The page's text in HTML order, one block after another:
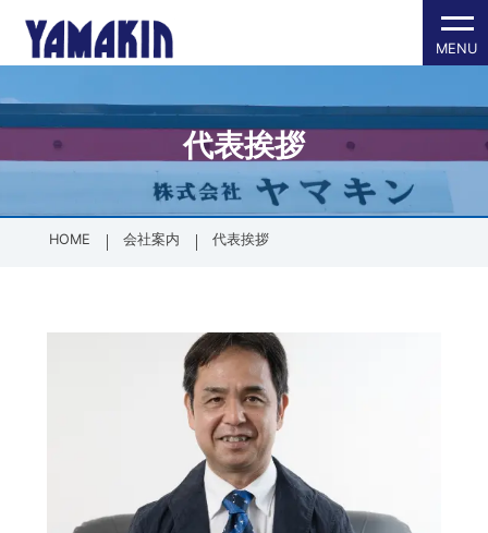
防塵保護製品 内側に挿し込
その他製品
会社案内
会社案内TOPへ
会社概要
SDGsへの取
代表挨拶
HOME 会社案内 代表挨拶